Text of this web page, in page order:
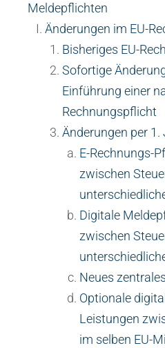
Meldepflichten
Änderungen im EU-
Bisheriges EU-
Sofortige
Einführung einer
Rechnungspflicht
Änderungen per 1.
E-Rechnungs-
zwischen
Digitale
zwischen
Neues
Optionale
Leistungen
im selben EU-